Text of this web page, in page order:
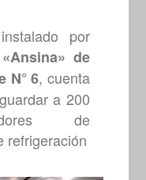
por
de
N° 6, cuenta
a 200
de
refrigeración